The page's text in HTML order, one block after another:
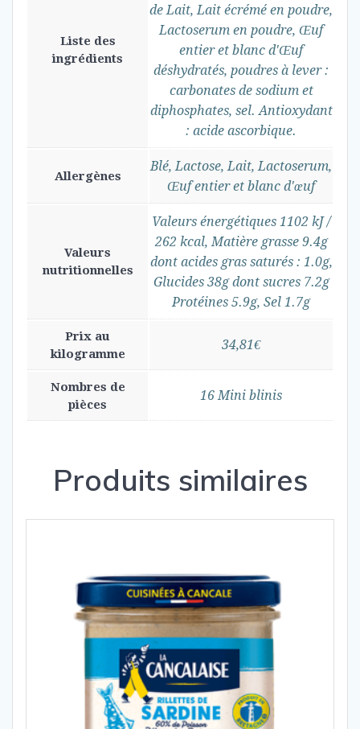
Liste des
ingrédients
de Lait, Lait écrémé en poudre,
Lactoserum en poudre, Œuf
entier et blanc d'Œuf
déshydratés, poudres à lever :
carbonates de sodium et
diphosphates, sel. Antioxydant
: acide ascorbique.
Allergènes
Blé, Lactose, Lait, Lactoserum,
Œuf entier et blanc d'œuf
Valeurs
nutritionnelles
Valeurs énergétiques 1102 kJ /
262 kcal, Matière grasse 9.4g
dont acides gras saturés : 1.0g,
Glucides 38g dont sucres 7.2g
Protéines 5.9g, Sel 1.7g
Prix au
kilogramme
34,81€
Nombres de
pièces
16 Mini blinis
Produits similaires